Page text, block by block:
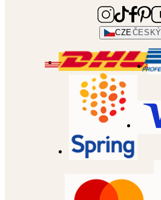
CZEČESKÝ